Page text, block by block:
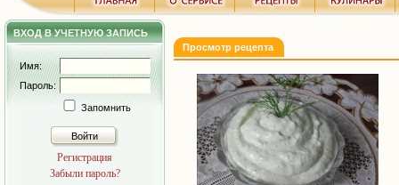
ВХОД В УЧЕТНУЮ ЗАПИСЬ
Имя:
Пароль:
Запомнить
Войти
Регистрация
Забыли пароль?
Просмотр рецепта